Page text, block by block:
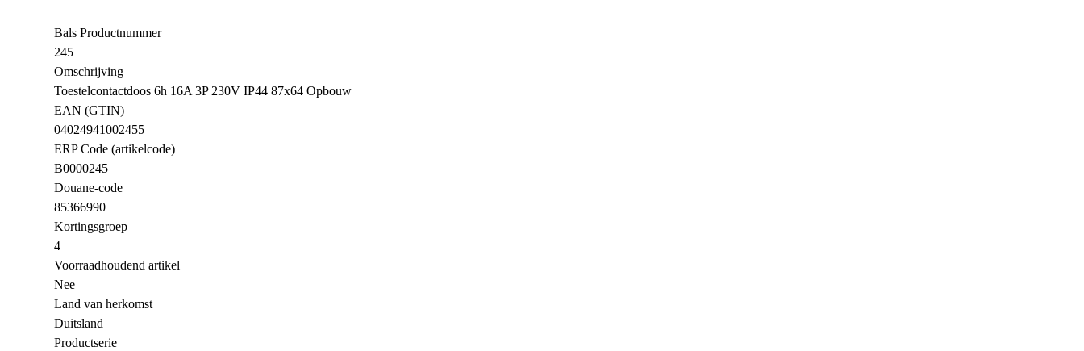
Bals Productnummer
245
Omschrijving
Toestelcontactdoos 6h 16A 3P 230V IP44 87x64 Opbouw
EAN (GTIN)
04024941002455
ERP Code (artikelcode)
B0000245
Douane-code
85366990
Kortingsgroep
4
Voorraadhoudend artikel
Nee
Land van herkomst
Duitsland
Productserie